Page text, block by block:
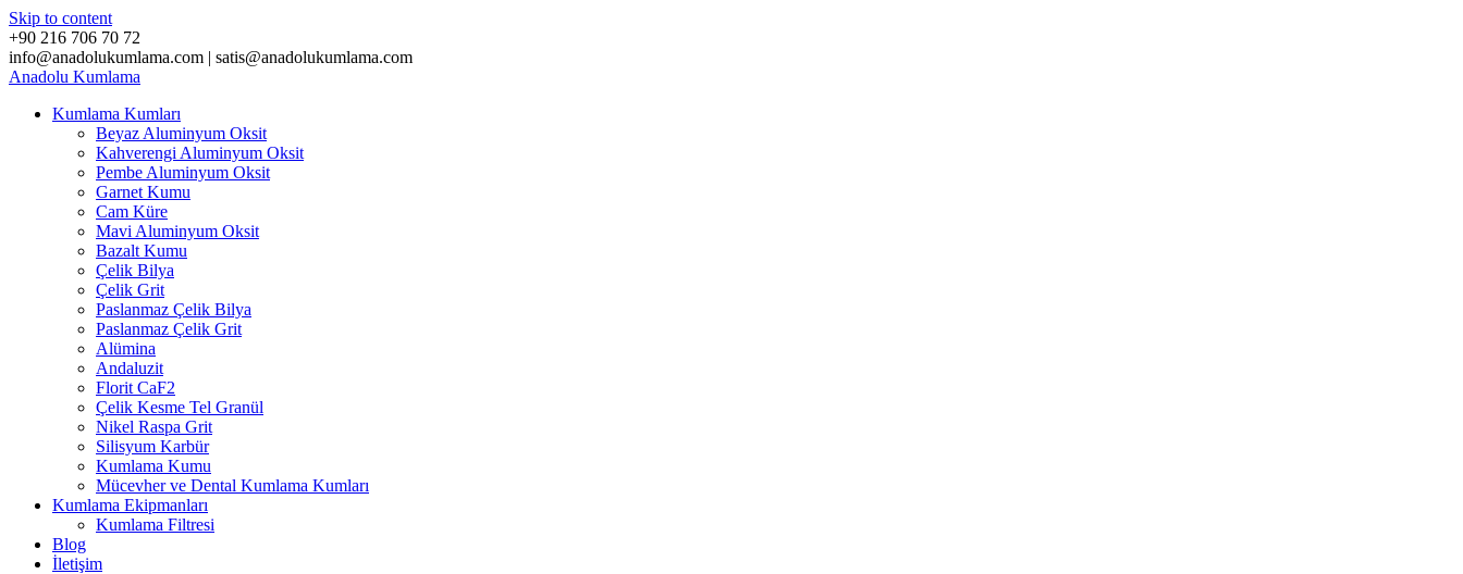
Skip to content
+90 216 706 70 72
info@anadolukumlama.com | satis@anadolukumlama.com
Anadolu Kumlama
Kumlama Kumları
Beyaz Aluminyum Oksit
Kahverengi Aluminyum Oksit
Pembe Aluminyum Oksit
Garnet Kumu
Cam Küre
Mavi Aluminyum Oksit
Bazalt Kumu
Çelik Bilya
Çelik Grit
Paslanmaz Çelik Bilya
Paslanmaz Çelik Grit
Alümina
Andaluzit
Florit CaF2
Çelik Kesme Tel Granül
Nikel Raspa Grit
Silisyum Karbür
Kumlama Kumu
Mücevher ve Dental Kumlama Kumları
Kumlama Ekipmanları
Kumlama Filtresi
Blog
İletişim